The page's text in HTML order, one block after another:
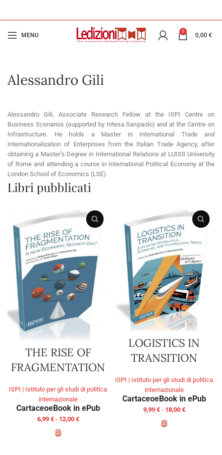
MENU
0
0,00 €
Alessandro Gili
Alessandro Gili, Associate Research Fellow at the ISPI Centre on
Business Scenarios (supported by Intesa Sanpaolo) and at the Centre on
Infrastructure. He holds a Master in International Trade and
Internationalization of Enterprises from the Italian Trade Agency, after
obtaining a Master’s Degree in International Relations at LUISS University
of Rome and attending a course in International Political Economy at the
London School of Economics (LSE).
Libri pubblicati
THE RISE OF
FRAGMENTATION
ISPI | Istituto per gli studi di politica
internazionale
CartaceoeBook in ePub
6,99 € - 12,00 €
LOGISTICS IN
TRANSITION
ISPI | Istituto per gli studi di politica
internazionale
CartaceoeBook in ePub
9,99 € - 18,00 €